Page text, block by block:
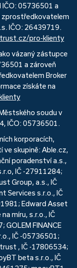
05736501 a
IČO: 26439719.
pro-klienty
vázaný zástupce
a zároveň
Broker
získáte na
soudu v
IČO: 05736501.
korporacích,
ve skupině: Able.cz,
poradenství a.s.,
IČ -27911284;
Group, a.s., IČ
Services s.r.o., IČ
Edward Asset
míru, s.r.o., IČ
GOLEM FINANCE
IČ -05736501;
, IČ -17806534;
beta s.r.o., IČ